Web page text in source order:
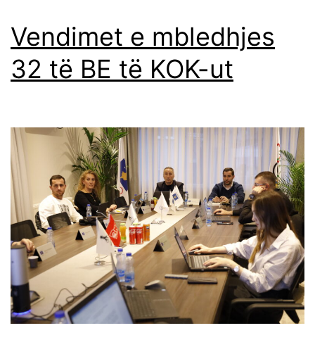
Vendimet e mbledhjes
32 të BE të KOK-ut